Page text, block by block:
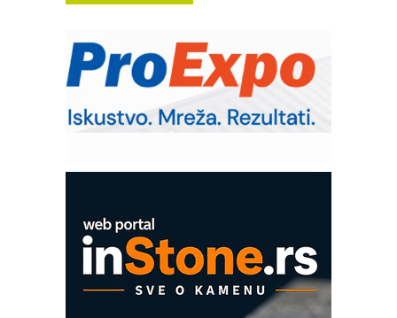
IB BLUMENAUER - više od 40 godina
poverenja u industriji
RMQ-TITAN ADVANCED INDICATOR
– Pametna signalizacija za efikasnije
upravljanje mašinama
EVOKS Maintenance Management
ROSA i SCHUNK podižu proizvodnju
na viši nivo
Detekcija različitih oblika
MAREX - Lim i mašine za savremena